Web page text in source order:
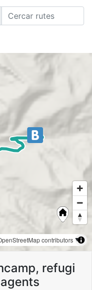
contributors
refugi